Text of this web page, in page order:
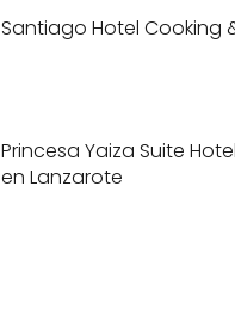
Santiago Hotel Cooking
Princesa Yaiza Suite
en Lanzarote